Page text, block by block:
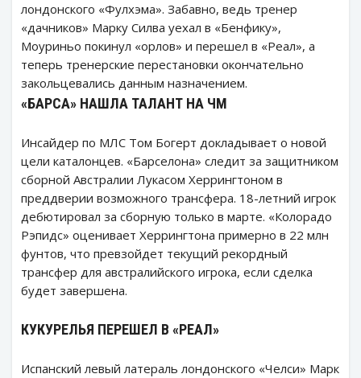
лондонского «Фулхэма». Забавно, ведь тренер
«дачников» Марку Силва уехал в «Бенфику»,
Моуриньо покинул «орлов» и перешел в «Реал», а
теперь тренерские перестановки окончательно
закольцевались данным назначением.
«БАРСА» НАШЛА ТАЛАНТ НА ЧМ
Инсайдер по МЛС Том Богерт докладывает о новой
цели каталонцев. «Барселона» следит за защитником
сборной Австралии Лукасом Херрингтоном в
преддверии возможного трансфера. 18-летний игрок
дебютировал за сборную только в марте. «Колорадо
Рэпидс» оценивает Херрингтона примерно в 22 млн
фунтов, что превзойдет текущий рекордный
трансфер для австралийского игрока, если сделка
будет завершена.
КУКУРЕЛЬЯ ПЕРЕШЕЛ В «РЕАЛ»
Испанский левый латераль лондонского «Челси» Марк